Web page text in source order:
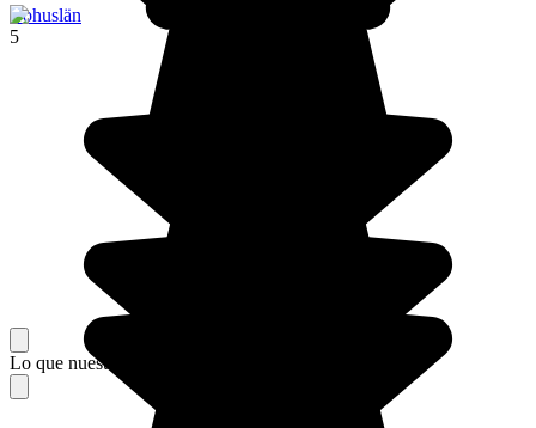
Bohuslän
5
Lo que nuestros viajeros piensan de su estancia